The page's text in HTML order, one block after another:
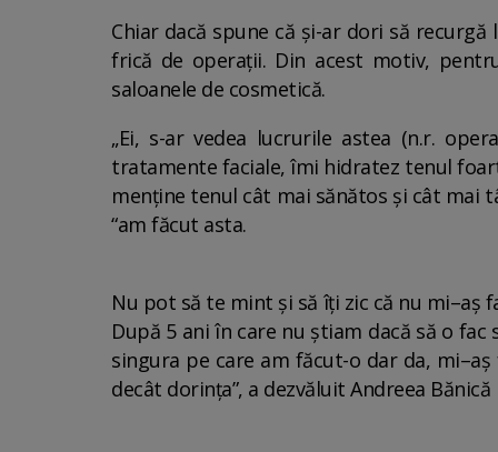
Chiar dacă spune că și-ar dori să
frică de operații. Din acest motiv,
saloanele de cosmetică.
„Ei, s-ar vedea lucrurile astea (n.r.
tratamente faciale, îmi hidratez tenul
menține tenul cât mai sănătos și cât mai
“am făcut asta.
Nu pot să te mint și să îți zic că nu mi–aș
După 5 ani în care nu știam dacă să o
singura pe care am făcut-o dar da,
decât dorința”, a dezvăluit Andreea